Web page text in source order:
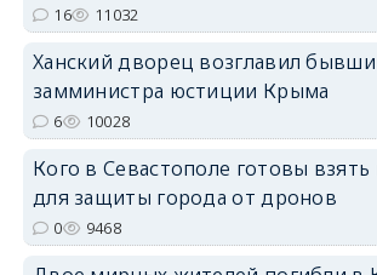
16 11032
Ханский дворец возглавил
замминистра юстиции Крыма
6 10028
Кого в Севастополе готовы взять
для защиты города от дронов
0 9468